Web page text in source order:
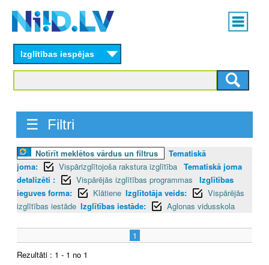
content
Main
menu
Izglītības iespējas
☰ Filtri
Notīrīt meklētos vārdus un filtrus
Tematiskā
joma:
Vispārizglītojoša rakstura izglītība Tematiskā joma
detalizēti :
Vispārējās izglītības programmas
Izglītības
ieguves forma:
Klātiene Izglītotāja veids:
Vispārējās
izglītības iestāde Izglītības iestāde: Aglonas vidusskola
1
Rezultāti : 1 - 1 no 1